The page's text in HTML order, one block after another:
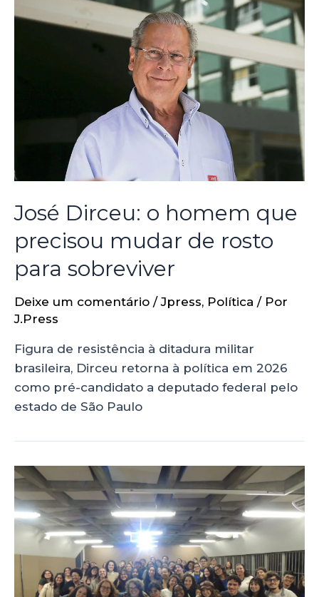
José Dirceu: o homem que
precisou mudar de rosto
para sobreviver
Deixe um comentário /Jpress, Política / Por
J.Press
Figura de resistência à ditadura militar
brasileira, Dirceu retorna à política em 2026
como pré-candidato a deputado federal pelo
estado de São Paulo